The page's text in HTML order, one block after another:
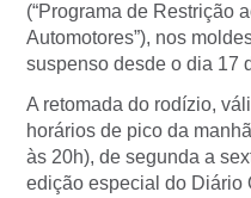
(“Programa de Restrição
Automotores”), nos
suspenso desde o dia 17
A retomada do rodízio,
horários de pico da
às 20h), de segunda a
edição especial do Diário